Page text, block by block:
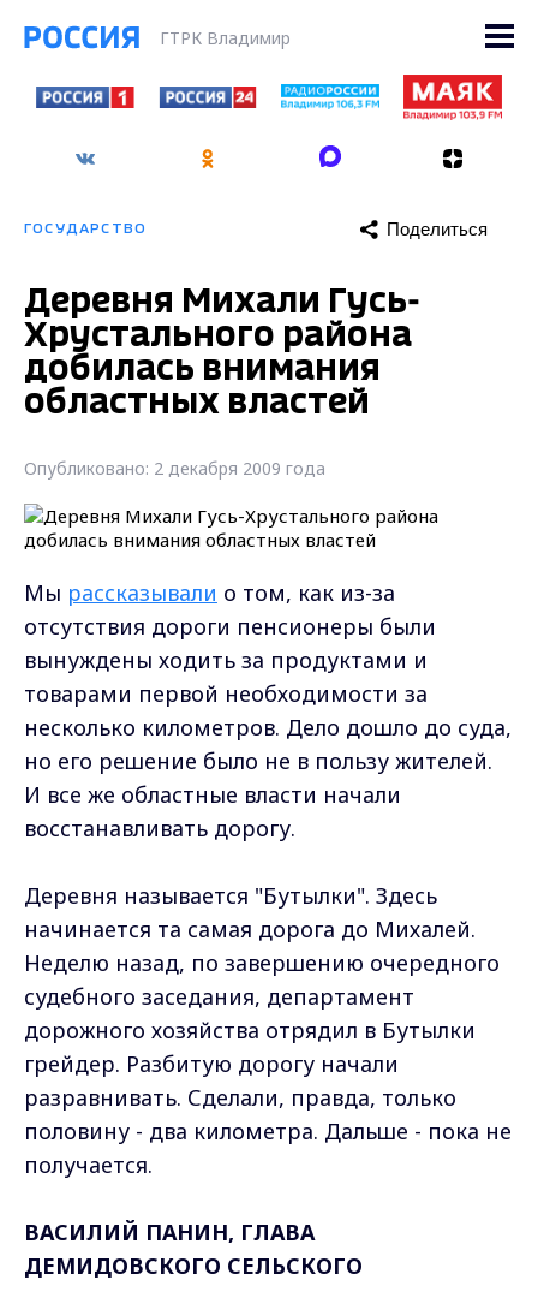
ГТРК Владимир
ГОСУДАРСТВО Поделиться
Деревня Михали Гусь-
Хрустального района
добилась внимания
областных властей
Опубликовано: 2 декабря 2009 года
Мы рассказывали о том, как из-за
отсутствия дороги пенсионеры были
вынуждены ходить за продуктами и
товарами первой необходимости за
несколько километров. Дело дошло до суда,
но его решение было не в пользу жителей.
И все же областные власти начали
восстанавливать дорогу.
Деревня называется "Бутылки". Здесь
начинается та самая дорога до Михалей.
Неделю назад, по завершению очередного
судебного заседания, департамент
дорожного хозяйства отрядил в Бутылки
грейдер. Разбитую дорогу начали
разравнивать. Сделали, правда, только
половину - два километра. Дальше - пока не
получается.
ВАСИЛИЙ ПАНИН, ГЛАВА
ДЕМИДОВСКОГО СЕЛЬСКОГО